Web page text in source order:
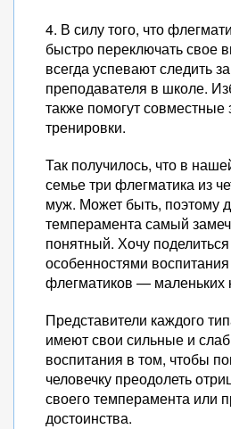
4. В силу того, что
быстро переключать свое
всегда успевают следить
преподавателя в школе.
также помогут совместные
тренировки.
Так получилось, что в
семье три флегматика из
муж. Может быть, поэтому
темперамента самый
понятный. Хочу
особенностями
флегматиков — маленьких
Представители каждого
имеют свои сильные и
воспитания в том, чтобы
человечку преодолеть
своего темперамента или
достоинства.